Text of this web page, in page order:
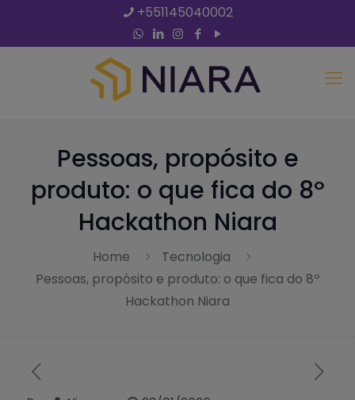
+551145040002
Pessoas, propósito e
produto: o que fica do 8º
Hackathon Niara
Home
Tecnologia
Pessoas, propósito e produto: o que fica do 8º
Hackathon Niara